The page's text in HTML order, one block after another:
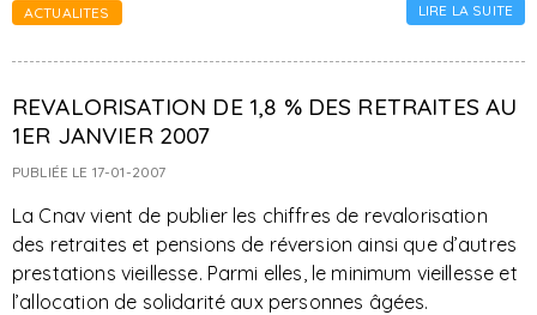
ACTUALITES LIRE LA SUITE
REVALORISATION DE 1,8 % DES RETRAITES AU
1ER JANVIER 2007
PUBLIÉE LE 17-01-2007
La Cnav vient de publier les chiffres de revalorisation
des retraites et pensions de réversion ainsi que d’autres
prestations vieillesse. Parmi elles, le minimum vieillesse et
l’allocation de solidarité aux personnes âgées.